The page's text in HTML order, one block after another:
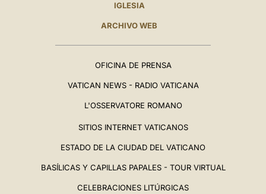
IGLESIA
ARCHIVO WEB
OFICINA DE PRENSA
VATICAN NEWS - RADIO VATICANA
L'OSSERVATORE ROMANO
SITIOS INTERNET VATICANOS
ESTADO DE LA CIUDAD DEL VATICANO
BASÍLICAS Y CAPILLAS PAPALES - TOUR VIRTUAL
CELEBRACIONES LITÚRGICAS